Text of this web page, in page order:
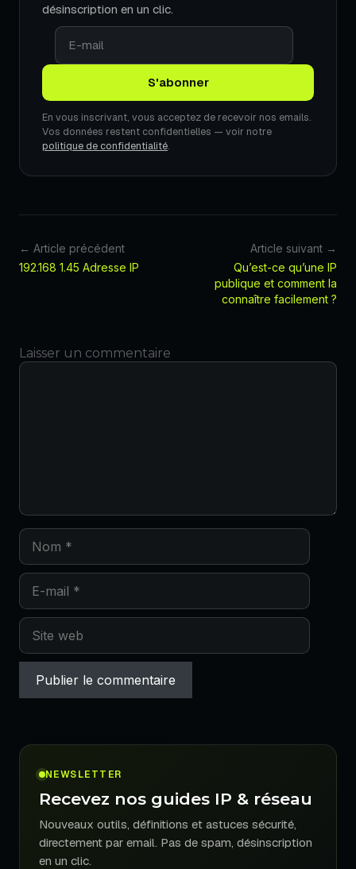
désinscription en un clic.
En vous inscrivant, vous acceptez de recevoir nos emails.
Vos données restent confidentielles — voir notre
politique de confidentialité.
← Article précédent
192.168 1.45 Adresse IP
Article suivant →
Qu’est-ce qu’une IP
publique et comment la
connaître facilement ?
Laisser un commentaire
Commentaire
Nom
E-
mail
Site
web
NEWSLETTER
Recevez nos guides IP & réseau
Nouveaux outils, définitions et astuces sécurité,
directement par email. Pas de spam, désinscription
en un clic.